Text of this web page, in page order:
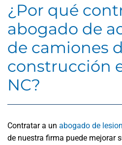
¿Por qué
abogado de
de camiones
construcción
NC?
Contratar a un abogado de
de nuestra firma puede mejorar